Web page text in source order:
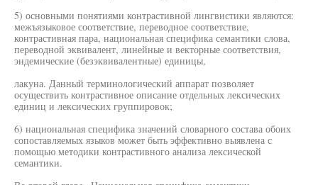
5) основными понятиями контрастивной лингвистики являются:
межъязыковое соответствие, переводное соответствие,
контрастивная пара, национальная специфика семантики слова,
переводной эквивалент, линейные и векторные соответствия,
эндемические (безэквивалентные) единицы,
лакуна. Данный терминологический аппарат позволяет
осуществить контрастивное описание отдельных лексических
единиц и лексических группировок;
6) национальная специфика значений словарного состава обоих
сопоставляемых языков может быть эффективно выявлена с
помощью методики контрастивного анализа лексической
семантики.